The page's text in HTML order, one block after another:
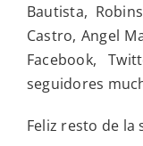
Bautista,
Castro, Angel
Facebook,
seguidores
Feliz resto de la